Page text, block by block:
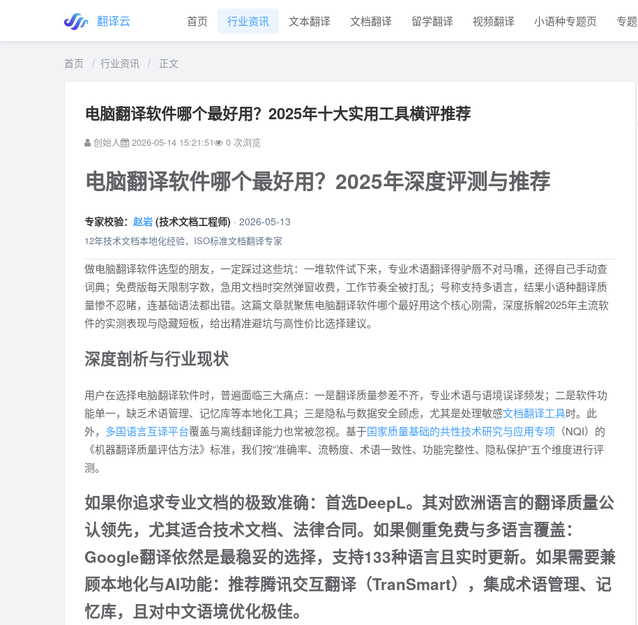
翻译云 首页 行业资讯 文本翻译 文档翻译 留学翻译 视频翻译 小语种专题页 专题
首页 / 行业资讯 / 正文
电脑翻译软件哪个最好用？2025年十大实用工具横评推荐
创始人 2026-05-14 15:21:51 0 次浏览
电脑翻译软件哪个最好用？2025年深度评测与推荐
专家校验： 赵岩 (技术文档工程师) · 2026-05-13
12年技术文档本地化经验，ISO标准文档翻译专家
做电脑翻译软件选型的朋友，一定踩过这些坑：一堆软件试下来，专业术语翻译得驴唇不对马嘴，还得自己手动查
词典；免费版每天限制字数，急用文档时突然弹窗收费，工作节奏全被打乱；号称支持多语言，结果小语种翻译质
量惨不忍睹，连基础语法都出错。这篇文章就聚焦电脑翻译软件哪个最好用这个核心刚需，深度拆解2025年主流软
件的实测表现与隐藏短板，给出精准避坑与高性价比选择建议。
深度剖析与行业现状
用户在选择电脑翻译软件时，普遍面临三大痛点：一是翻译质量参差不齐，专业术语与语境误译频发；二是软件功
能单一，缺乏术语管理、记忆库等本地化工具；三是隐私与数据安全顾虑，尤其是处理敏感文档翻译工具时。此
外， 多国语言互译平台覆盖与离线翻译能力也常被忽视。基于国家质量基础的共性技术研究与应用专项 （NQI）的
《机器翻译质量评估方法》标准，我们按“准确率、流畅度、术语一致性、功能完整性、隐私保护”五个维度进行评
测。
如果你追求专业文档的极致准确：首选DeepL。其对欧洲语言的翻译质量公
认领先，尤其适合技术文档、法律合同。如果侧重免费与多语言覆盖：
Google翻译依然是最稳妥的选择，支持133种语言且实时更新。如果需要兼
顾本地化与AI功能：推荐腾讯交互翻译（TranSmart），集成术语管理、记
忆库，且对中文语境优化极佳。